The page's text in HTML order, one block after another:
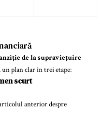
de la supraviețuire
plan clar în trei etape:
scurt
anterior despre